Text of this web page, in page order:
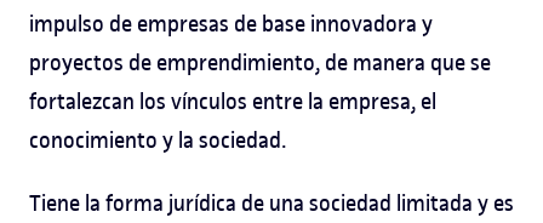
impulso de empresas de base innovadora y
proyectos de emprendimiento, de manera que se
fortalezcan los vínculos entre la empresa, el
conocimiento y la sociedad.
Tiene la forma jurídica de una sociedad limitada y es